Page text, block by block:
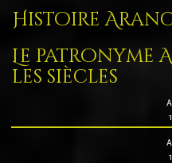
Histoire
Le patronyme
les siècles